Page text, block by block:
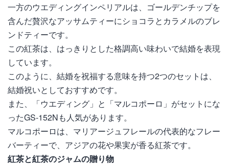
一方のウエディングインペリアルは、ゴールデンチップを
含んだ贅沢なアッサムティーにショコラとカラメルのブレ
ンドティーです。
この紅茶は、はっきりとした格調高い味わいで結婚を表現
しています。
このように、結婚を祝福する意味を持つ2つのセットは、
結婚祝いとしておすすめです。
また、「ウエディング」と「マルコポーロ」がセットにな
ったGS-152Nも人気があります。
マルコポーロは、マリアージュフレールの代表的なフレー
バーティーで、アジアの花や果実が香る紅茶です。
紅茶と紅茶のジャムの贈り物